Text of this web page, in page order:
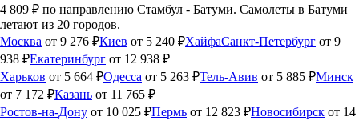
4 809 ₽ по направлению Стамбул - Батуми. Самолеты в Батуми
летают из 20 городов.
Москва от 9 276 ₽Киев от 5 240 ₽ХайфаСанкт-Петербург от 9
938 ₽Екатеринбург от 12 938 ₽
Харьков от 5 664 ₽Одесса от 5 263 ₽Тель-Авив от 5 885 ₽Минск
от 7 172 ₽Казань от 11 765 ₽
Ростов-на-Дону от 10 025 ₽Пермь от 12 823 ₽Новосибирск от 14